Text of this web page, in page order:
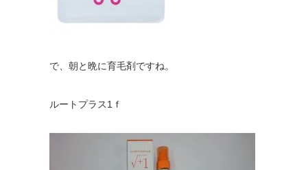
で、朝と晩に育毛剤ですね。
ルートプラス1ｆ